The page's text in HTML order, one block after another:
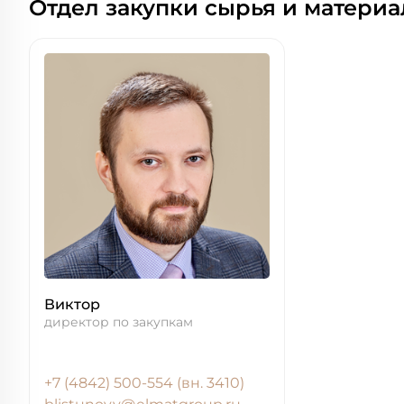
Отдел закупки сырья и
Виктор
директор по закупкам
+7 (4842) 500-554 (вн. 3410)